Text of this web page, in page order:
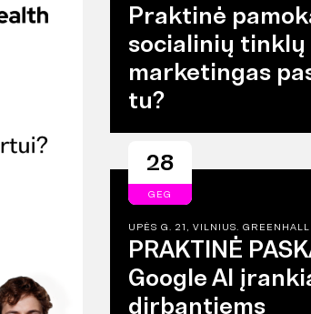
Praktinė
socialinių tinklų
marketingas
tu?
28
GEG
UPĖS G. 21, VILNIUS. GREENHALL
PRAKTINĖ
Google AI
dirbantiems